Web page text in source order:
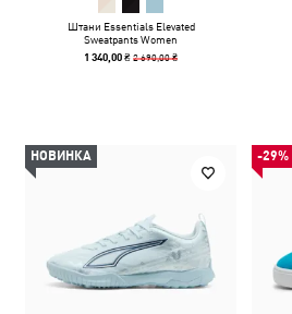
Штани Essentials Elevated
Sweatpants Women
1 340,00 ₴2 690,00 ₴
НОВИНКА -29%